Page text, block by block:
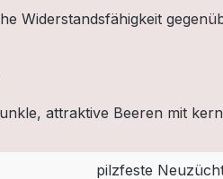
Widerstandsfähigkeit
attraktive Beeren mit
pilzfeste